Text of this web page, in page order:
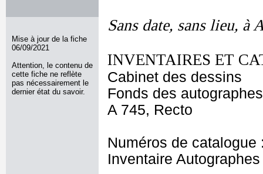
Mise à jour de la fiche
06/09/2021
Attention, le contenu de
cette fiche ne reflète
pas nécessairement le
dernier état du savoir.
Sans date, sans lieu, à
INVENTAIRES ET
Cabinet des dessins
Fonds des autographes
A 745, Recto
Numéros de catalogue
Inventaire